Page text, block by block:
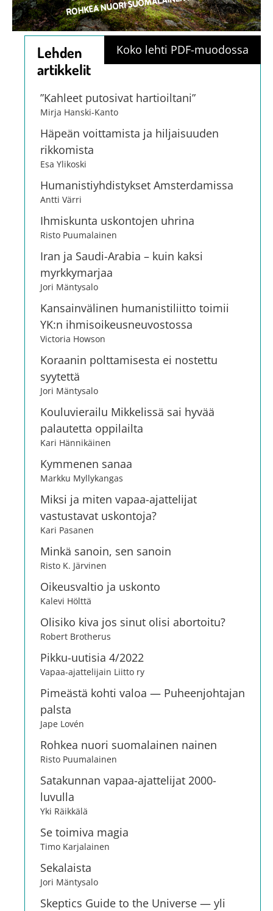
Koko lehti PDF-muodossa
Lehden
artikkelit
”Kahleet putosivat hartioiltani”
Mirja Hanski-Kanto
Häpeän voittamista ja hiljaisuuden
rikkomista
Esa Ylikoski
Humanistiyhdistykset Amsterdamissa
Antti Värri
Ihmiskunta uskontojen uhrina
Risto Puumalainen
Iran ja Saudi-Arabia – kuin kaksi
myrkkymarjaa
Jori Mäntysalo
Kansainvälinen humanistiliitto toimii
YK:n ihmisoikeusneuvostossa
Victoria Howson
Koraanin polttamisesta ei nostettu
syytettä
Jori Mäntysalo
Kouluvierailu Mikkelissä sai hyvää
palautetta oppilailta
Kari Hännikäinen
Kymmenen sanaa
Markku Myllykangas
Miksi ja miten vapaa-ajattelijat
vastustavat uskontoja?
Kari Pasanen
Minkä sanoin, sen sanoin
Risto K. Järvinen
Oikeusvaltio ja uskonto
Kalevi Hölttä
Olisiko kiva jos sinut olisi abortoitu?
Robert Brotherus
Pikku-uutisia 4/2022
Vapaa-ajattelijain Liitto ry
Pimeästä kohti valoa — Puheenjohtajan
palsta
Jape Lovén
Rohkea nuori suomalainen nainen
Risto Puumalainen
Satakunnan vapaa-ajattelijat 2000-
luvulla
Yki Räikkälä
Se toimiva magia
Timo Karjalainen
Sekalaista
Jori Mäntysalo
Skeptics Guide to the Universe — yli